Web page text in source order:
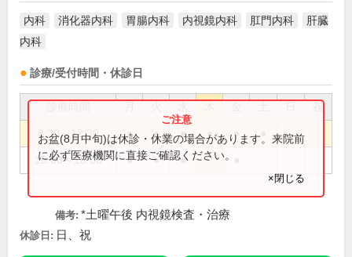
内科 消化器内科 胃腸内科 内視鏡内科 肛門内科
肝臓
内科
診療/受付時間・休診日
祝
8:30～12:30 ● ● ● ● ●
15:00～18:00 ● ● ●
お盆(8月中旬)は休診・休業の場合があります。来院前
に必ず医療機関に直接ご確認ください。
×閉じる
備考: *土曜午後 内視鏡検査・治療
休診日: 日、祝